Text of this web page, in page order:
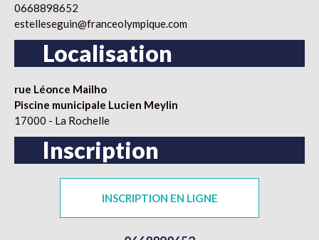
0668898652
estelleseguin@franceolympique.com
Localisation
rue Léonce Mailho
Piscine municipale Lucien Meylin
17000 - La Rochelle
Inscription
INSCRIPTION EN LIGNE